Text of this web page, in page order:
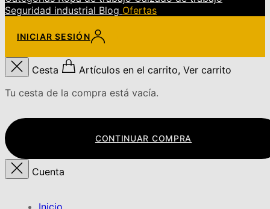
Seguridad industrial Blog Ofertas
INICIAR SESIÓN
Cesta
Artículos en el carrito, Ver carrito
Tu cesta de la compra está vacía.
CONTINUAR COMPRA
Cuenta
Inicio